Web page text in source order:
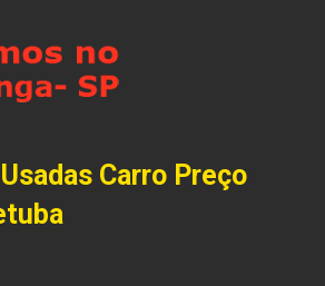
Carro Preço